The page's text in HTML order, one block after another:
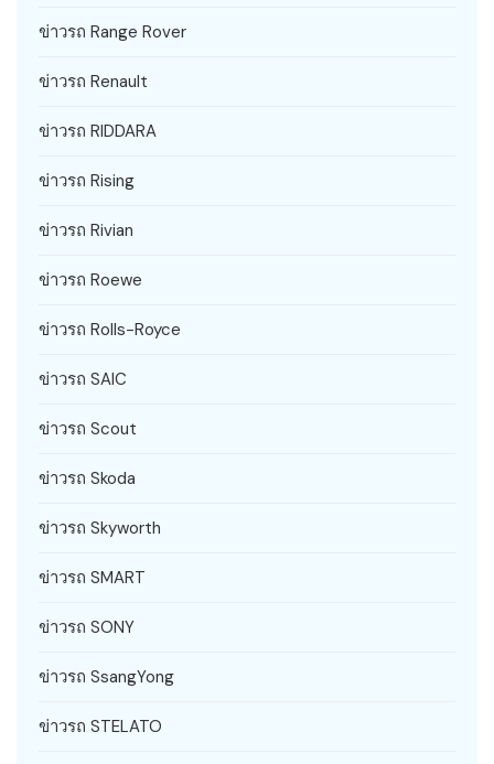
ข่าวรถ Range Rover
ข่าวรถ Renault
ข่าวรถ RIDDARA
ข่าวรถ Rising
ข่าวรถ Rivian
ข่าวรถ Roewe
ข่าวรถ Rolls-Royce
ข่าวรถ SAIC
ข่าวรถ Scout
ข่าวรถ Skoda
ข่าวรถ Skyworth
ข่าวรถ SMART
ข่าวรถ SONY
ข่าวรถ SsangYong
ข่าวรถ STELATO